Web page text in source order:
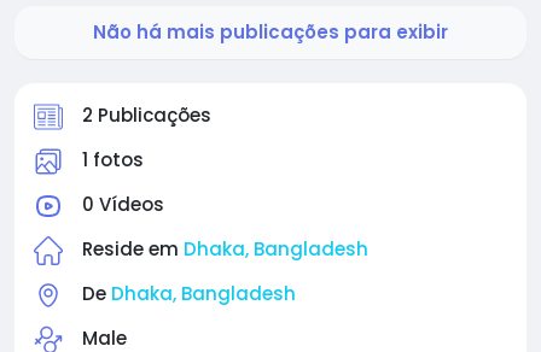
2 Publicações
1 fotos
0 Vídeos
Reside em Dhaka, Bangladesh
De Dhaka, Bangladesh
Male
Não há mais publicações para exibir